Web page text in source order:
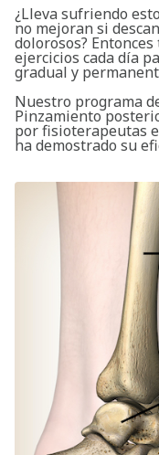
¿Lleva sufriendo
no mejoran si
dolorosos?
ejercicios cada día
gradual y
Nuestro programa
Pinzamiento
por fisioterapeutas
ha demostrado su